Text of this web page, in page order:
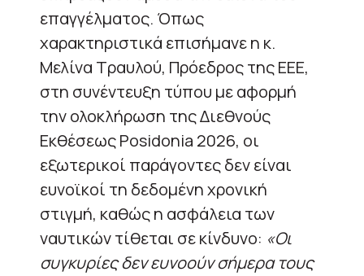
επαγγέλματος. Όπως
χαρακτηριστικά επισήμανε η κ.
Μελίνα Τραυλού, Πρόεδρος της ΕΕΕ,
στη συνέντευξη τύπου με αφορμή
την ολοκλήρωση της Διεθνούς
Εκθέσεως Posidonia 2026, οι
εξωτερικοί παράγοντες δεν είναι
ευνοϊκοί τη δεδομένη χρονική
στιγμή, καθώς η ασφάλεια των
ναυτικών τίθεται σε κίνδυνο: «Οι
συγκυρίες δεν ευνοούν σήμερα τους